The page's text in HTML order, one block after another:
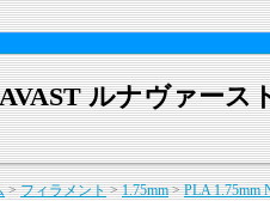
ルナヴァース
>フィラメント>1.75mm>PLA 1.75mm